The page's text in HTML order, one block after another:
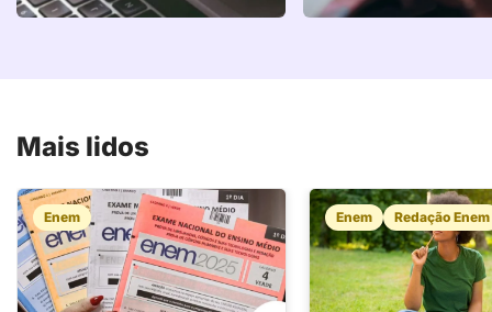
Mais lidos
Enem Enem Redação Enem